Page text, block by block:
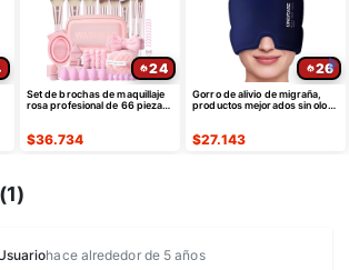
24
Set de brochas de maquillaje
rosa profesional de 66 piezas
$36.734
26
Gorro de alivio de migraña,
productos mejorados sin olor
$27.143
1)
hace alrededor de 5 años